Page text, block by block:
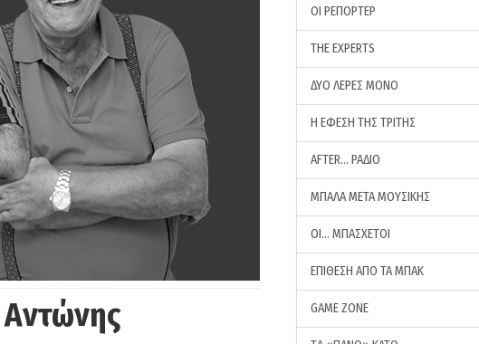
ΟΙ ΡΕΠΟΡΤΕΡ
THE EXPERTS
ΔΥΟ ΛΕΡΕΣ ΜΟΝΟ
Η ΕΦΕΣΗ ΤΗΣ ΤΡΙΤΗΣ
AFTER… ΡΑΔΙΟ
ΜΠΑΛΑ ΜΕΤΑ ΜΟΥΣΙΚΗΣ
ΟΙ… ΜΠΑΣΧΕΤΟΙ
ΕΠΙΘΕΣΗ ΑΠΟ ΤΑ ΜΠΑΚ
GAME ZONE